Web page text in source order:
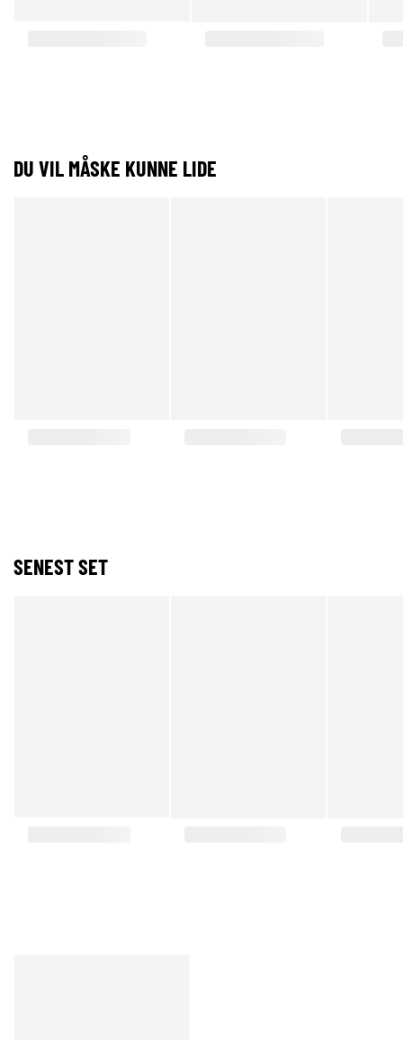
DU VIL MÅSKE KUNNE LIDE
SENEST SET